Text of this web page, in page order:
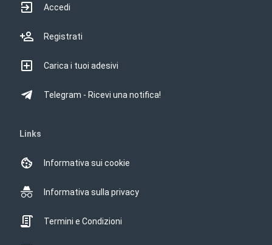
Accedi
Registrati
Carica i tuoi adesivi
Telegram - Ricevi una notifica!
Links
Informativa sui cookie
Informativa sulla privacy
Termini e Condizioni